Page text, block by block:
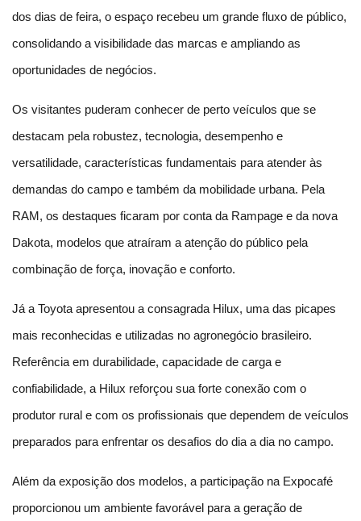
dos dias de feira, o espaço recebeu um grande fluxo de público,
consolidando a visibilidade das marcas e ampliando as
oportunidades de negócios.
Os visitantes puderam conhecer de perto veículos que se
destacam pela robustez, tecnologia, desempenho e
versatilidade, características fundamentais para atender às
demandas do campo e também da mobilidade urbana. Pela
RAM, os destaques ficaram por conta da Rampage e da nova
Dakota, modelos que atraíram a atenção do público pela
combinação de força, inovação e conforto.
Já a Toyota apresentou a consagrada Hilux, uma das picapes
mais reconhecidas e utilizadas no agronegócio brasileiro.
Referência em durabilidade, capacidade de carga e
confiabilidade, a Hilux reforçou sua forte conexão com o
produtor rural e com os profissionais que dependem de veículos
preparados para enfrentar os desafios do dia a dia no campo.
Além da exposição dos modelos, a participação na Expocafé
proporcionou um ambiente favorável para a geração de